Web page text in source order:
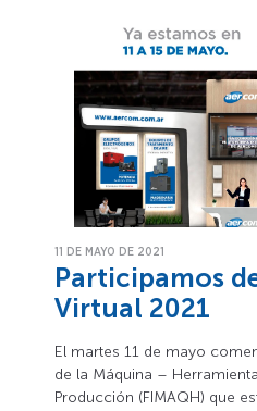
11 DE MAYO DE 2021
Participamos
Virtual 2021
El martes 11 de mayo
de la Máquina –
Producción (FIMAQH) que